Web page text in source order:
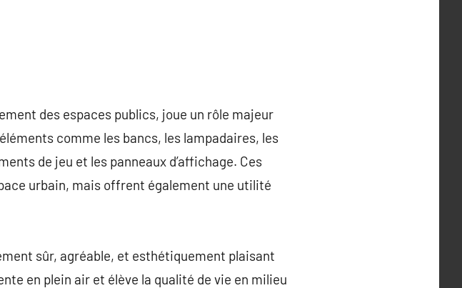
des espaces publics, joue un rôle majeur
comme les bancs, les lampadaires, les
de jeu et les panneaux d’affichage. Ces
urbain, mais offrent également une utilité
sûr, agréable, et esthétiquement plaisant
en plein air et élève la qualité de vie en milieu